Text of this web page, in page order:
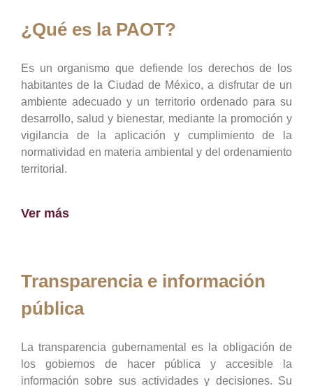
¿Qué es la PAOT?
Es un organismo que defiende los derechos de los
habitantes de la Ciudad de México, a disfrutar de un
ambiente adecuado y un territorio ordenado para su
desarrollo, salud y bienestar, mediante la promoción y
vigilancia de la aplicación y cumplimiento de la
normatividad en materia ambiental y del ordenamiento
territorial.
Ver más
Transparencia e información
pública
La transparencia gubernamental es la obligación de
los gobiernos de hacer pública y accesible la
información sobre sus actividades y decisiones. Su